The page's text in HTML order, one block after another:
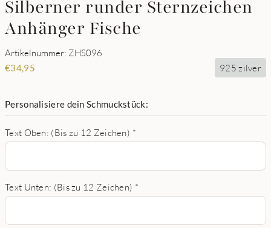
Silberner runder Sternzeichen
Anhänger Fische
Artikelnummer: ZHS096
€34,95 925 zilver
Personalisiere dein Schmuckstück:
Text Oben: (Bis zu 12 Zeichen) *
Text Unten: (Bis zu 12 Zeichen) *